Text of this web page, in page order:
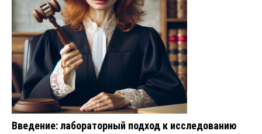
Введение: лабораторный подход к исследованию